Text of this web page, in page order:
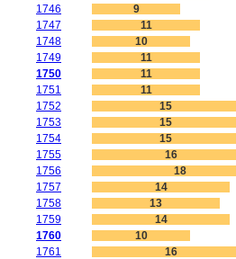
1746
9
1747
11
1748
10
1749
11
1750
11
1751
11
1752
15
1753
15
1754
15
1755
16
1756
18
1757
14
1758
13
1759
14
1760
10
1761
16